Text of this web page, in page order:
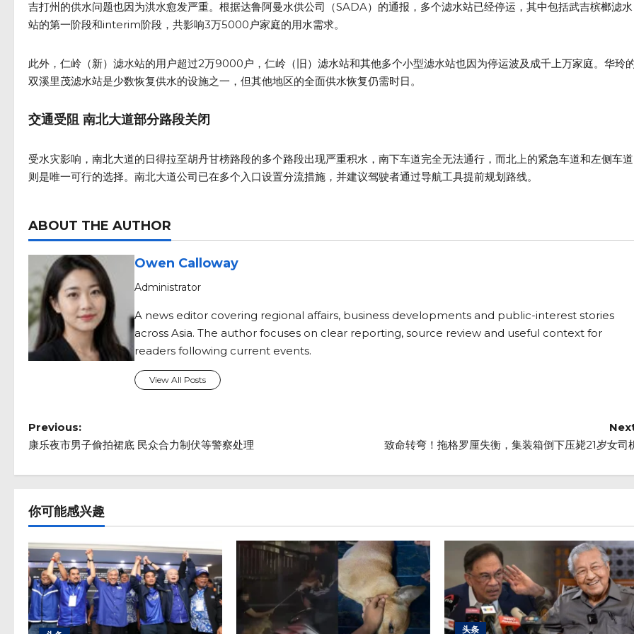
吉打州的供水问题也因为洪水愈发严重。根据达鲁阿曼水供公司（SADA）的通报，多个滤水站已经停运，其中包括武吉槟榔滤水
站的第一阶段和interim阶段，共影响3万5000户家庭的用水需求。
此外，仁岭（新）滤水站的用户超过2万9000户，仁岭（旧）滤水站和其他多个小型滤水站也因为停运波及成千上万家庭。华玲
双溪里茂滤水站是少数恢复供水的设施之一，但其他地区的全面供水恢复仍需时日。
交通受阻 南北大道部分路段关闭
受水灾影响，南北大道的日得拉至胡丹甘榜路段的多个路段出现严重积水，南下车道完全无法通行，而北上的紧急车道和左侧车道
则是唯一可行的选择。南北大道公司已在多个入口设置分流措施，并建议驾驶者通过导航工具提前规划路线。
ABOUT THE AUTHOR
Owen Calloway
Administrator
A news editor covering regional affairs, business developments and public-interest stories
across Asia. The author focuses on clear reporting, source review and useful context for
readers following current events.
View All Posts
P
o
t
a
v
i
g
a
t
i
Previous:
康乐夜市男子偷拍裙底 民众合力制伏等警察处理
致命转弯！拖格罗厘失衡，集装箱倒下压毙21岁女司
你可能感兴趣
头条